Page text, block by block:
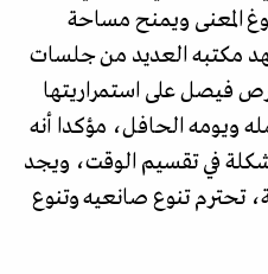
المعنى ويمنح مساحة
مكتبه العديد من جلسات
فيصل على استمراريتها
الحافل، مؤكدا أنه
في تقسيم الوقت، ويجد
تحترم تنوع صانعيه وتنوع